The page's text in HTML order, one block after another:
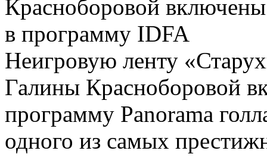
Неигровую ленту
Галины Красноборовой
программу Panorama
одного из самых